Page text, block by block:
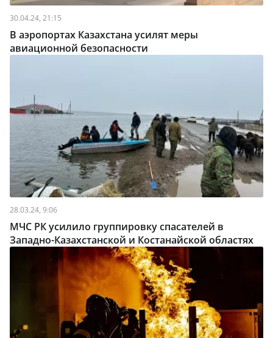
30.04.24, 21:15
В аэропортах Казахстана усилят меры
авиационной безопасности
28.03.24, 9:06
МЧС РК усилило группировку спасателей в
Западно-Казахстанской и Костанайской областях